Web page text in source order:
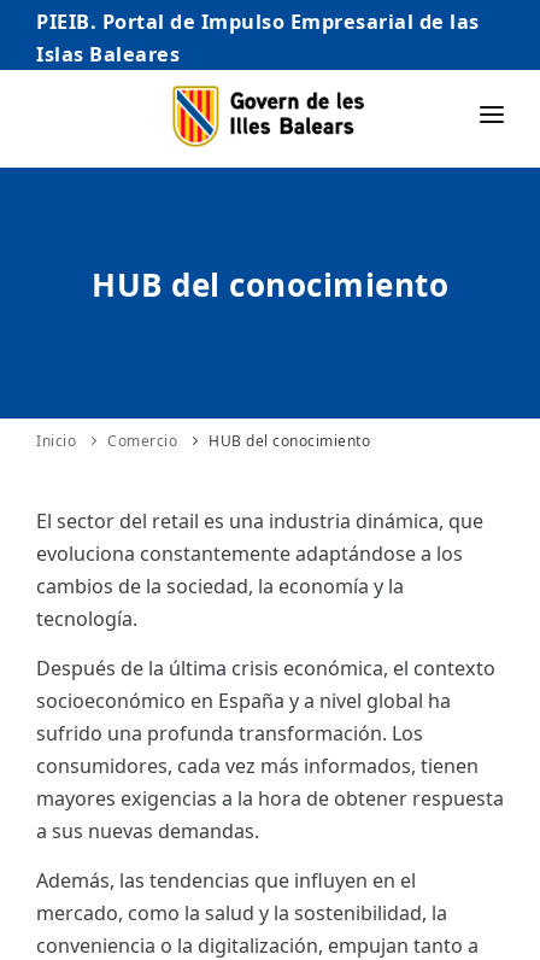
PIEIB. Portal de Impulso Empresarial de las
Islas Baleares
INICIO
AUTÓNOMO/AUTÓNOMA
INTERNACIONALIZACIÓN
ES
HUB del conocimiento
Inicio Comercio HUB del conocimiento
El sector del retail es una industria dinámica, que
evoluciona constantemente adaptándose a los
cambios de la sociedad, la economía y la
tecnología.
Después de la última crisis económica, el contexto
socioeconómico en España y a nivel global ha
sufrido una profunda transformación. Los
consumidores, cada vez más informados, tienen
mayores exigencias a la hora de obtener respuesta
a sus nuevas demandas.
Además, las tendencias que influyen en el
mercado, como la salud y la sostenibilidad, la
conveniencia o la digitalización, empujan tanto a